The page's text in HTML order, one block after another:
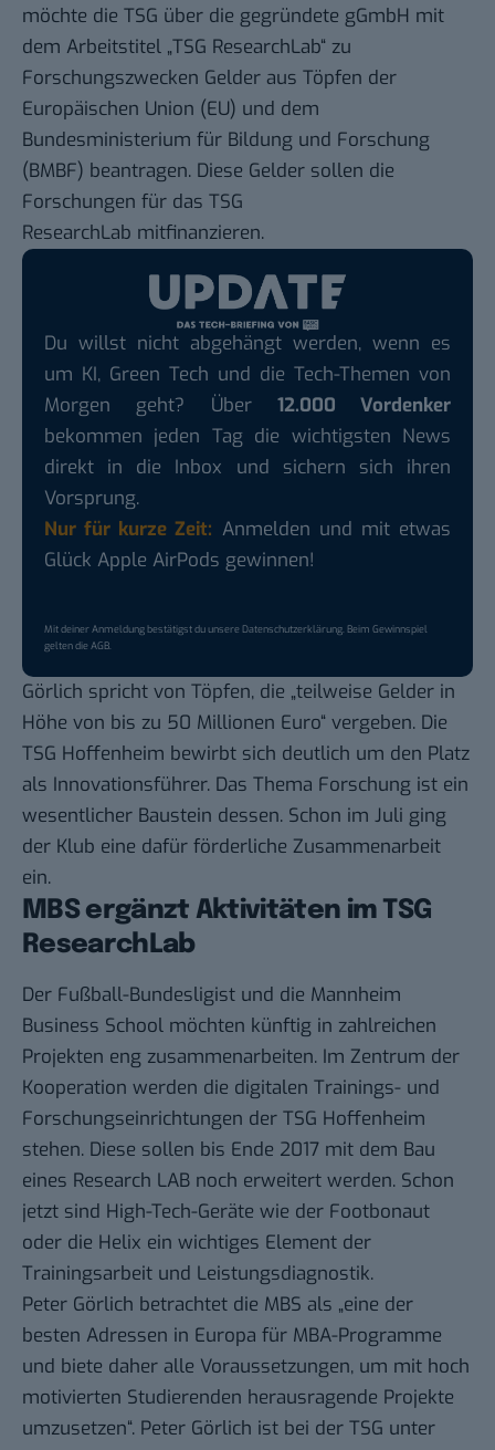
möchte die TSG über die gegründete gGmbH mit
dem Arbeitstitel „TSG ResearchLab“ zu
Forschungszwecken Gelder aus Töpfen der
Europäischen Union (EU) und dem
Bundesministerium für Bildung und Forschung
(BMBF) beantragen. Diese Gelder sollen die
Forschungen für das TSG
ResearchLab mitfinanzieren.
Du willst nicht abgehängt werden, wenn es
um KI, Green Tech und die Tech-Themen von
Morgen geht? Über 12.000 Vordenker
bekommen jeden Tag die wichtigsten News
direkt in die Inbox und sichern sich ihren
Vorsprung.
Nur für kurze Zeit: Anmelden und mit etwas
Glück Apple AirPods gewinnen!
Mit deiner Anmeldung bestätigst du unsereDatenschutzerklärung. Beim Gewinnspiel
gelten dieAGB.
Görlich spricht von Töpfen, die „teilweise Gelder in
Höhe von bis zu 50 Millionen Euro“ vergeben. Die
TSG Hoffenheim bewirbt sich deutlich um den Platz
als Innovationsführer. Das Thema Forschung ist ein
wesentlicher Baustein dessen. Schon im Juli ging
der Klub eine dafür förderliche Zusammenarbeit
ein.
MBS ergänzt Aktivitäten im TSG
ResearchLab
Der Fußball-Bundesligist und die Mannheim
Business School möchten künftig in zahlreichen
Projekten eng zusammenarbeiten. Im Zentrum der
Kooperation werden die digitalen Trainings- und
Forschungseinrichtungen der TSG Hoffenheim
stehen. Diese sollen bis Ende 2017 mit dem Bau
eines Research LAB noch erweitert werden. Schon
jetzt sind High-Tech-Geräte wie der Footbonaut
oder die Helix ein wichtiges Element der
Trainingsarbeit und Leistungsdiagnostik.
Peter Görlich betrachtet die MBS als „eine der
besten Adressen in Europa für MBA-Programme
und biete daher alle Voraussetzungen, um mit hoch
motivierten Studierenden herausragende Projekte
umzusetzen“. Peter Görlich ist bei der TSG unter